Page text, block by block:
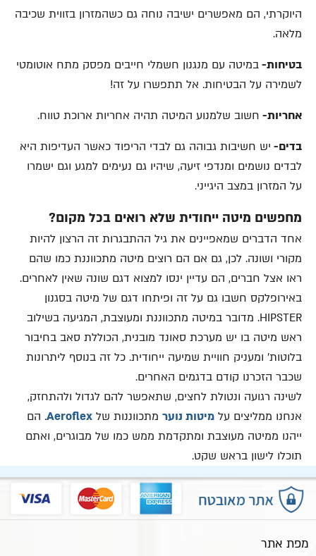
היוקרתי, הם מאפשרים ישיבה נוחה גם כשהמזרון בזווית שכיבה
מלאה.
בטיחות-במיטה עם מנגנון חשמלי חייבים מפסק מתח אוטומטי
לשמירה על הבטיחות. אל תתפשרו על זה!
אחריות- חשוב שלמנוע המיטה תהיה אחריות ארוכת טווח.
בדים- יש חשיבות גבוהה גם לבדי הריפוד כאשר העדיפות היא
לבדים נושמים ומנדפי זיעה, שיהיו גם נעימים למגע וגם ישמרו
על המזרון במצב היגייני.
מחפשים מיטה ייחודית שלא רואים בכל מקום?
אחד הדברים שמאפיינים את גיל ההתבגרות זה הרצון להיות
מקורי ושונה. לכן, גם אם הם רוצים מיטה מתכווננת כמו שהם
ראו אצל חברים, הם עדיין ינסו למצוא דגם שונה שאין לאחרים.
באירופלקס חשבו גם על זה ופיתחו דגם של מיטה בסגנון
HIPSTER. מדובר במיטה מתכווננת ומעוצבת, המגיעה בשילוב
ראש מיטה בו יש מערכת סאונד מובנית, הכוללת סאב בחיבור
בלוטות' ומעניק חוויית שמיעה ייחודית. כל זה בנוסף ליתרונות
שכבר הזכרנו קודם בדגמים האחרים.
לשינה רגועה ונטולת לחצים, שתאפשר להם לגדול ולהתחזק,
אנחנו ממליצים על מיטות נוער מתכווננות של Aeroflex. הם
ייהנו ממיטה מעוצבת ומתקדמת ממש כמו של מבוגרים, ואתם
תוכלו לישון בראש שקט.
מפת אתר